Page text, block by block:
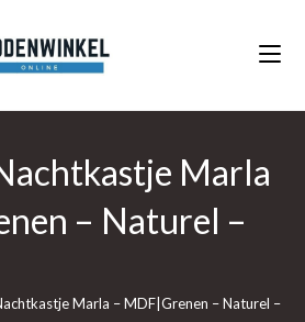
Marla
– Naturel –
Marla – MDF|Grenen – Naturel –